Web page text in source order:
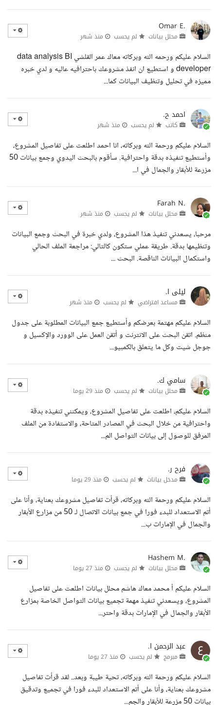
Omar E.
محلل بيانات لم يحسب منذ شهر
السلام عليكم ورحمه الله وبركاته معاك عمر القلشي data analysis BI
developer و استطيع ان انفذ مشروعك باحترافيه عاليه و لدي خبره
مميزه في تحليل وتنظيف البيانات كما...
احمد ح.
كاتب لم يحسب منذ شهر
السلام عليكم ورحمة الله وبركاته، انا احمد اطلعت على تفاصيل المشروع،
وأستطيع تنفيذه بدقة واحترافية. سأقوم بالبحث اليدوي وجمع بيانات 50
مزرعة للأبقار والجمال في ا...
Farah N.
محلل بيانات لم يحسب منذ شهر
مرحبا، يسعدني تنفيذ هذا المشروع، ولدي خبرة في البحث وجمع البيانات
وتنظيمها بدقة. طريقة عملي ستكون كالتالي: مراجعة الملف الحالي
واستكمال البيانات الناقصة. البحث ...
ليلى ا.
مساعد افتراضي لم يحسب منذ شهر
السلام عليكم مهتمة بعرضكم وأستطيع جمع البيانات المطلوبة على جدول
منظم. اتقن البحث على الانترنت و أتقن العمل على الوورد والإكسيل و
جوجل شيت وكل ما يتعلق بالكمبيو...
سامي ك.
محلل بيانات لم يحسب منذ 29 يوما
السلام عليكم، اطلعت على تفاصيل المشروع، ويمكنني تنفيذه بدقة
واحترافية من خلال البحث في المصادر المتاحة، والاستفادة من الملف
المرفق للوصول إلى بيانات التواصل الم...
فرح ر.
مدخل بيانات لم يحسب منذ 29 يوما
السلام عليكم ورحمة الله وبركاته، قرأت تفاصيل مشروعك بعناية، وأنا على
أتم الاستعداد للبدء فورا في جمع بيانات الاتصال لـ 50 من مزارع الأبقار
والجمال في الإمارات ب...
Hashem M.
محلل بيانات لم يحسب منذ 27 يوما
السلام عليكم أ محمد معاك هاشم محلل بيانات اطلعت على تفاصيل
المشروع، ويسعدني تنفيذ مهمة تجميع بيانات التواصل الخاصة بمزارع
الأبقار والجمال في الإمارات بدقة واحتر...
عبد الرحمن ا.
مبرمج لم يحسب منذ 27 يوما
السلام عليكم ورحمة الله وبركاته، تحية طيبة وبعد.. لقد قرأت تفاصيل
مشروعك بعناية، وأنا على أتم الاستعداد للبدء فورا في تجميع وتدقيق
بيانات 50 مزرعة للأبقار والجم...